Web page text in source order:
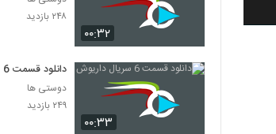
۰۰:۳۲
۲۴۸ بازدید
۰۰:۳۳
دانلود قسمت 6 سریال داریوش
دوستی ها
۲۴۹ بازدید